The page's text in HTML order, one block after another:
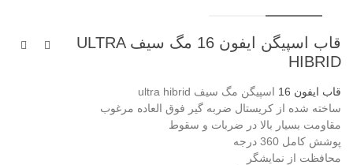
قاب اسپیگن ایفون 16 مگ سیف ULTRA
HIBRID
قاب ایفون 16
اسپیگن مگ سیف ultra hibrid
ساخته شده از کریستال ضربه گیر فوق العاده مرغوب
مقاومت بسیار بالا در ضربات و سقوط
پوشش کامل 360 درجه
محافظت از نمایشگر